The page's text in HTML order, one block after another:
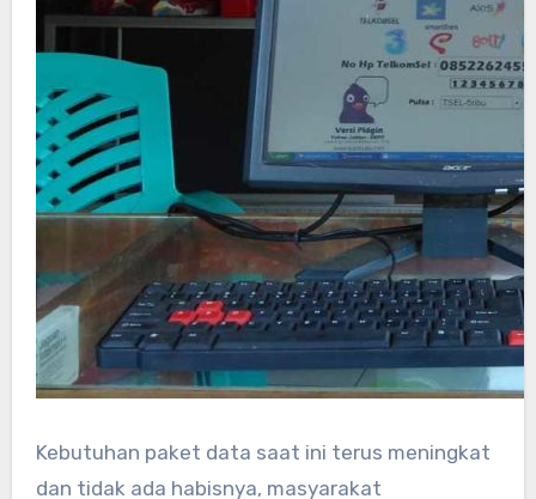
Kebutuhan paket data saat ini terus meningkat
dan tidak ada habisnya, masyarakat